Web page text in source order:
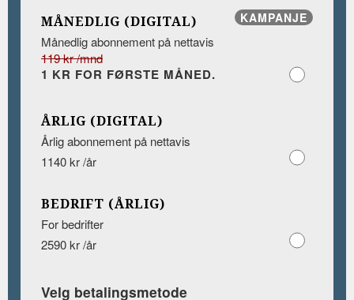
KAMPANJE
MÅNEDLIG (DIGITAL)
Månedlig abonnement på nettavis
119 kr /mnd
1 KR FOR FØRSTE MÅNED.
ÅRLIG (DIGITAL)
Årlig abonnement på nettavis
1140 kr /år
BEDRIFT (ÅRLIG)
For bedrifter
2590 kr /år
Velg betalingsmetode